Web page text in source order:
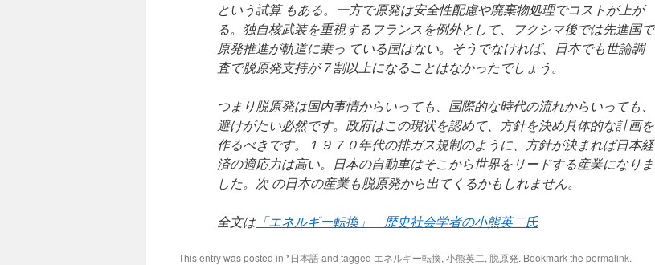
という試算 もある。一方で原発は安全性配慮や廃棄物処理でコストが上が
る。独自核武装を重視するフランスを例外として、フクシマ後では先進国で
原発推進が軌道に乗っ ている国はない。そうでなければ、日本でも世論調
査で脱原発支持が７割以上になることはなかったでしょう。
つまり脱原発は国内事情からいっても、国際的な時代の流れからいっても、
避けがたい必然です。政府はこの現状を認めて、方針を決め具体的な計画を
作るべきです。１９７０年代の排ガス規制のように、方針が決まれば日本経
済の適応力は高い。日本の自動車はそこから世界をリードする産業になりま
した。次 の日本の産業も脱原発から出てくるかもしれません。
全文は「エネルギー転換」 歴史社会学者の小熊英二氏
This entry was posted in *日本語and tagged エネルギー転換, 小熊英二, 脱原発. Bookmark the permalink.